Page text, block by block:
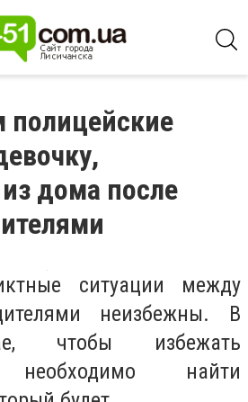
дома после
ситуации между
неизбежны. В
чтобы избежать
необходимо найти